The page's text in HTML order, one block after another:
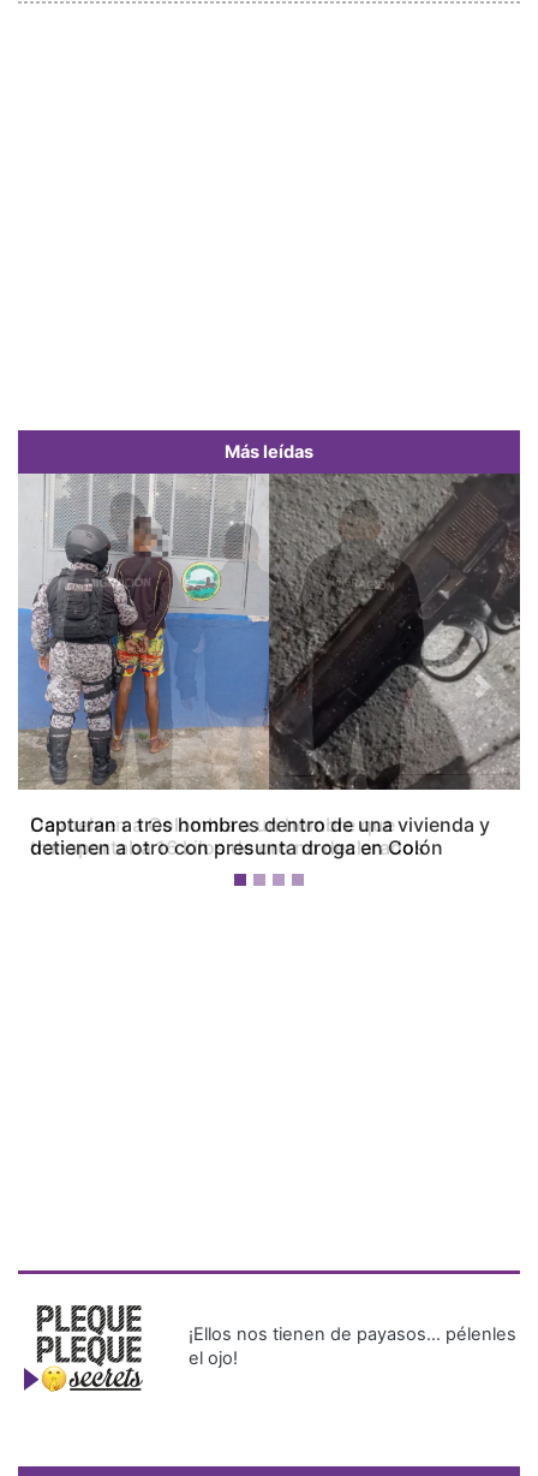
Más leídas
Capturan a tres hombres dentro de una vivienda y
detienen a otro con presunta droga en Colón
Previous Next
¡Ellos nos tienen de payasos… pélenles
el ojo!